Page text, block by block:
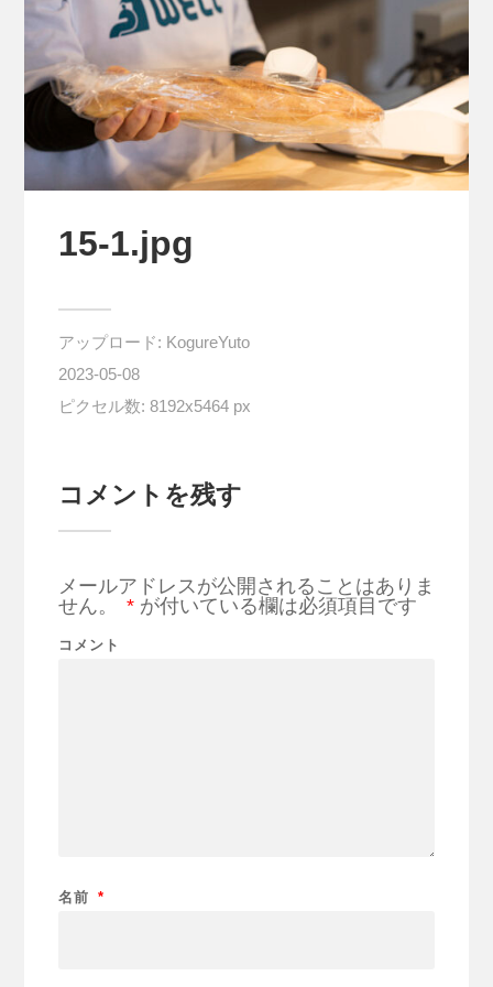
15-1.jpg
アップロード: KogureYuto
2023-05-08
ピクセル数: 8192x5464 px
コメントを残す
メールアドレスが公開されることはありま
せん。
*が付いている欄は必須項目です
コメント
名前 *